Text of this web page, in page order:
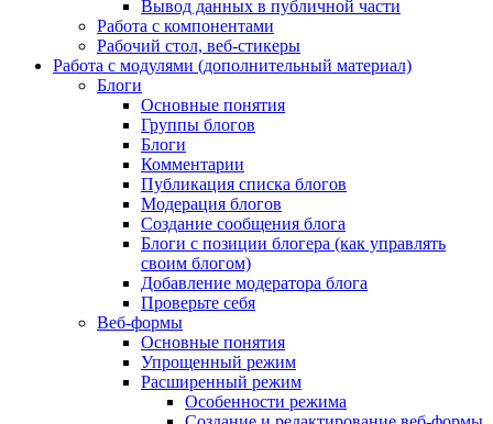
Вывод данных в публичной части
Работа с компонентами
Рабочий стол, веб-стикеры
Работа с модулями (дополнительный материал)
Блоги
Основные понятия
Группы блогов
Блоги
Комментарии
Публикация списка блогов
Модерация блогов
Создание сообщения блога
Блоги с позиции блогера (как управлять
своим блогом)
Добавление модератора блога
Проверьте себя
Веб-формы
Основные понятия
Упрощенный режим
Расширенный режим
Особенности режима